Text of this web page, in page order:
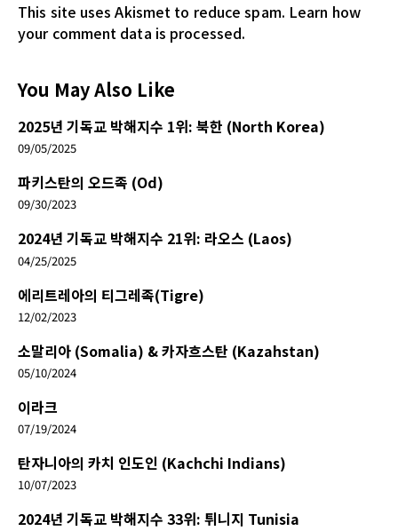
This site uses Akismet to reduce spam. Learn how
your comment data is processed.
You May Also Like
2025년 기독교 박해지수 1위: 북한 (North Korea)
09/05/2025
파키스탄의 오드족 (Od)
09/30/2023
2024년 기독교 박해지수 21위: 라오스 (Laos)
04/25/2025
에리트레아의 티그레족(Tigre)
12/02/2023
소말리아 (Somalia) & 카자흐스탄 (Kazahstan)
05/10/2024
이라크
07/19/2024
탄자니아의 카치 인도인 (Kachchi Indians)
10/07/2023
2024년 기독교 박해지수 33위: 튀니지 Tunisia